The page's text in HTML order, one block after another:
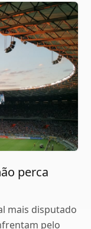
perca
mais disputado
pelo